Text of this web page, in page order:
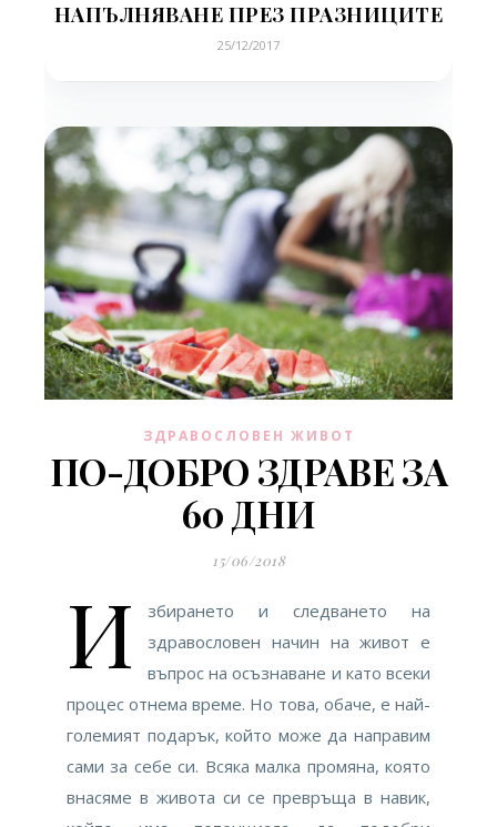
НАПЪЛНЯВАНЕ ПРЕЗ ПРАЗНИЦИТЕ
25/12/2017
ЗДРАВОСЛОВЕН ЖИВОТ
ПО-ДОБРО ЗДРАВЕ ЗА
60 ДНИ
15/06/2018
И
збирането и следването на
здравословен начин на живот е
въпрос на осъзнаване и като всеки
процес отнема време. Но това, обаче, е най-
големият подарък, който може да направим
сами за себе си. Всяка малка промяна, която
внасяме в живота си се превръща в навик,